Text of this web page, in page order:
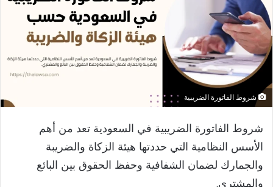
شروط الفاتورة الضريبية
شروط الفاتورة الضريبية في السعودية تعد من أهم
الأسس النظامية التي حددتها هيئة الزكاة والضريبة
والجمارك لضمان الشفافية وحفظ الحقوق بين البائع
والمشتري.